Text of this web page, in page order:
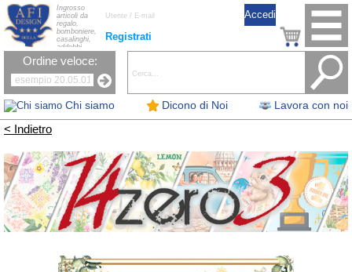
Chi siamo Dicono di Noi Lavora con noi
Registrati
Ingrosso
articoli da
regalo,
bomboniere,
casalinghi,
addobbi
natalizi, nastri,
oggettistica,
la tavola, fiori
artificiali e
candele.
Ordine veloce:
< Indietro